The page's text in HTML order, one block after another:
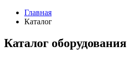
Главная
Каталог
Каталог оборудования